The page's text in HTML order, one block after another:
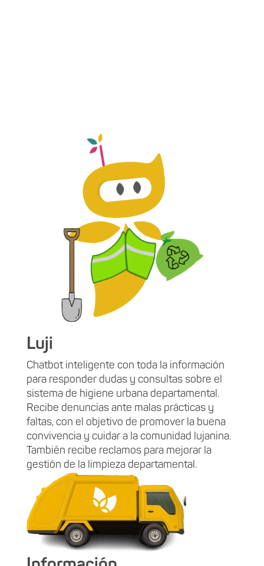
Luji
Chatbot inteligente con toda la información
para responder dudas y consultas sobre el
sistema de higiene urbana departamental.
Recibe denuncias ante malas prácticas y
faltas, con el objetivo de promover la buena
convivencia y cuidar a la comunidad lujanina.
También recibe reclamos para mejorar la
gestión de la limpieza departamental.